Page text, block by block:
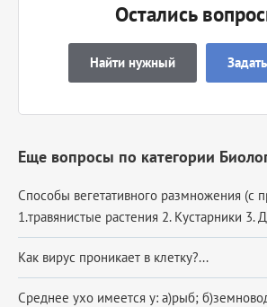
Остались
Найти нужный
Еще вопросы по категории
Способы вегетативного размножения (с
1.травянистые растения 2. Кустарники 3.
Как вирус проникает в клетку?...
Среднее ухо имеется у: а)рыб;